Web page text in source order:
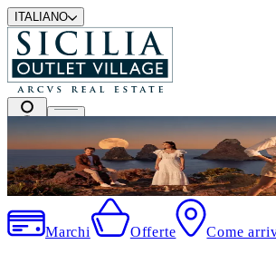
ITALIANO
I migliori marchi a prezzi
Marchi Offerte Come